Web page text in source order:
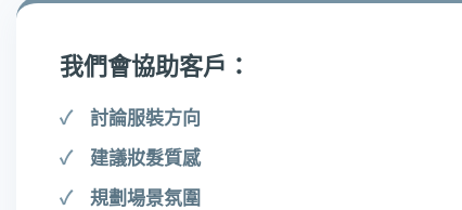
我們會協助客戶：
討論服裝方向
建議妝髮質感
規劃場景氛圍